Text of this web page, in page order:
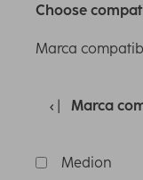
Choose
Marca
Marca
Medion